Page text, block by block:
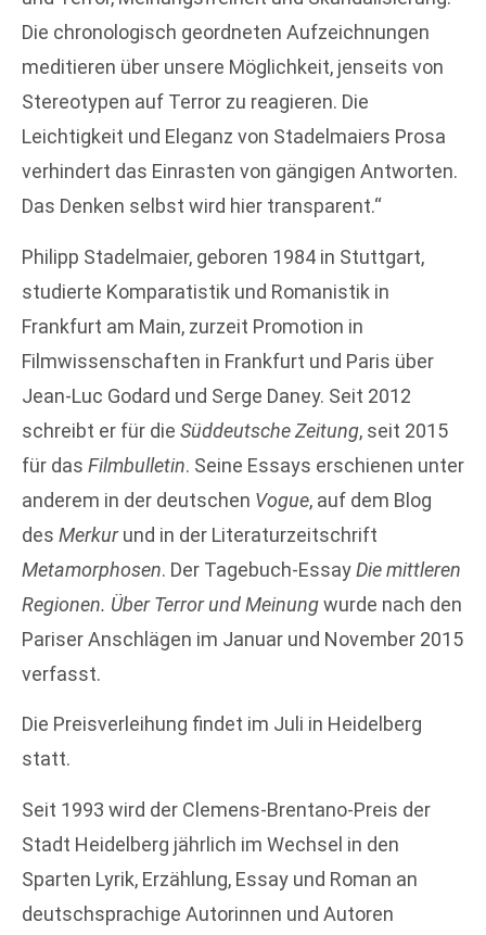
Die chronologisch geordneten Aufzeichnungen
meditieren über unsere Möglichkeit, jenseits von
Stereotypen auf Terror zu reagieren. Die
Leichtigkeit und Eleganz von Stadelmaiers Prosa
verhindert das Einrasten von gängigen Antworten.
Das Denken selbst wird hier transparent.“
Philipp Stadelmaier, geboren 1984 in Stuttgart,
studierte Komparatistik und Romanistik in
Frankfurt am Main, zurzeit Promotion in
Filmwissenschaften in Frankfurt und Paris über
Jean-Luc Godard und Serge Daney. Seit 2012
schreibt er für die Süddeutsche Zeitung, seit 2015
für das Filmbulletin. Seine Essays erschienen unter
anderem in der deutschen Vogue, auf dem Blog
des Merkurund in der Literaturzeitschrift
Metamorphosen. Der Tagebuch-EssayDie mittleren
Regionen. Über Terror und Meinungwurde nach den
Pariser Anschlägen im Januar und November 2015
verfasst.
Die Preisverleihung findet im Juli in Heidelberg
statt.
Seit 1993 wird der Clemens-Brentano-Preis der
Stadt Heidelberg jährlich im Wechsel in den
Sparten Lyrik, Erzählung, Essay und Roman an
deutschsprachige Autorinnen und Autoren